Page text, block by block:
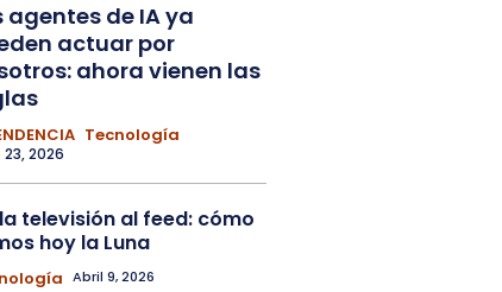
agentes de IA ya
actuar por
ahora vienen las
Tecnología
2026
televisión al feed: cómo
hoy la Luna
Abril 9, 2026